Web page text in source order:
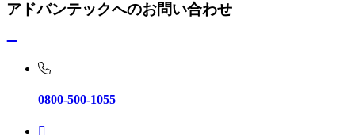
アドバンテックへのお問い合わせ
0800-500-1055